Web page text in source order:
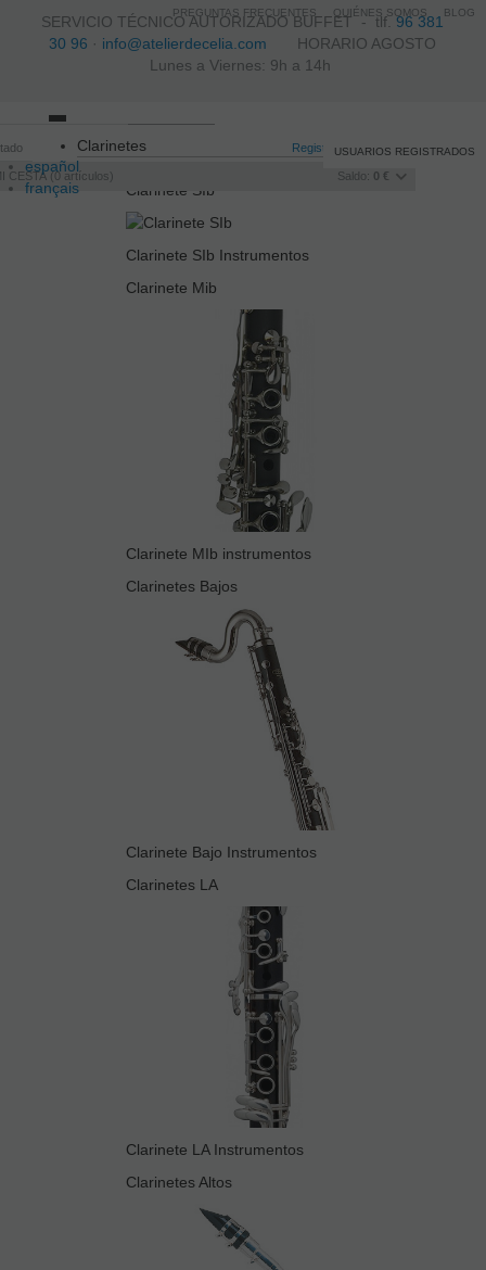
SERVICIO TÉCNICO AUTORIZADO BUFFET -tlf.96 381
30 96 · info@atelierdecelia.com HORARIO AGOSTO
Lunes a Viernes: 9h a 14h
español
français
Registro /Iniciar sesión
CESTA 0 artículos Saldo: 0 €
USUARIOS REGISTRADOS
navigation
Clarinetes
Clarinete SIb
Clarinete SIb Instrumentos
Clarinete Mib
Clarinete MIb instrumentos
Clarinetes Bajos
Clarinete Bajo Instrumentos
Clarinetes LA
Clarinete LA Instrumentos
Clarinetes Altos
PREGUNTAS FRECUENTES QUIÉNES SOMOS BLOG